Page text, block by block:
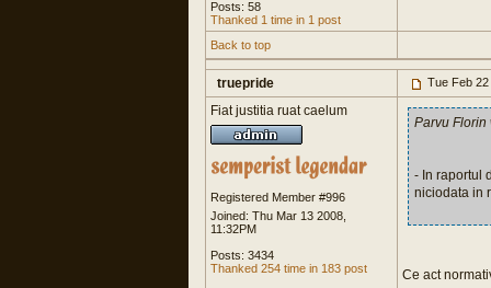
Posts: 58
Thanked 1 time in 1 post
Back to top
truepride Tue Feb 22
Fiat justitia ruat caelum
Registered Member #996
Joined: Thu Mar 13 2008,
11:32PM
Posts: 3434
Thanked 254 time in 183 post
Parvu Florin
- In raportul
niciodata in
Ce act